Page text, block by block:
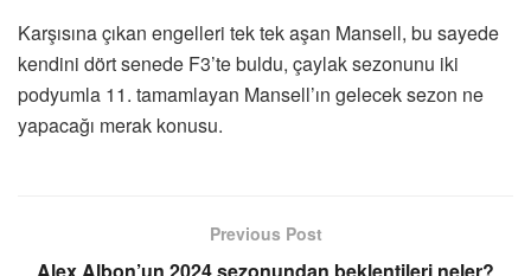
Karşısına çıkan engelleri tek tek aşan Mansell, bu sayede
kendini dört senede F3’te buldu, çaylak sezonunu iki
podyumla 11. tamamlayan Mansell’ın gelecek sezon ne
yapacağı merak konusu.
Previous Post
Alex Albon’un 2024 sezonundan beklentileri neler?